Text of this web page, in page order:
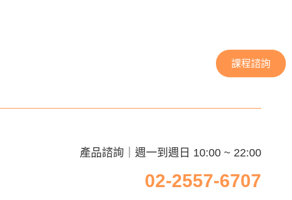
課程諮詢
產品諮詢｜週一到週日 10:00 ~ 22:00
02-2557-6707